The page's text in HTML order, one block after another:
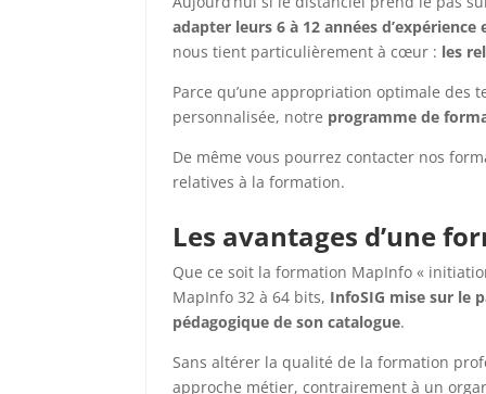
adapter leurs 6 à 12 années
nous tient particulièrement à cœur : les
Parce qu’une appropriation optimale des
personnalisée, notre programme de
De même vous pourrez contacter nos
relatives à la formation.
Les avantages d’une
Que ce soit la formation MapInfo «
MapInfo 32 à 64 bits, InfoSIG mise sur le
pédagogique de son catalogue.
Sans altérer la qualité de la formation
approche métier, contrairement à un